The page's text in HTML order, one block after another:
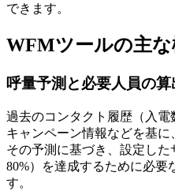
できます。
WFMツールの主な
呼量予測と必要人員の算
過去のコンタクト履歴（入電
キャンペーン情報などを基に
その予測に基づき、設定し
80%）を達成するために必要
す。